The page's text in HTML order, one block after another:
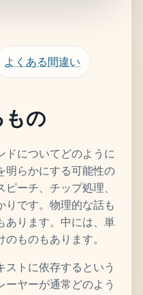
よくある間違い
もの
ドについてどのように
明らかにする可能性の
ーチ、チップ処理、
りです。物理的な話も
あります。中には、単
ものもあります。
トに依存するという
ーヤーが通常どのよう